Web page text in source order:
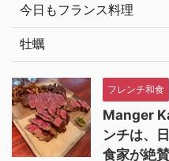
今日もフランス料理
牡蠣
フレンチ和食
Manger
ンチは、
食家が絶賛